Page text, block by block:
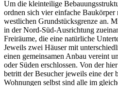
Um die kleinteilige
ordnen sich vier einfache Baukörper
westlichen Grundstücksgrenze an.
in der Nord-Süd-Ausrichtung
Freiräume, die eine natürliche
Jeweils zwei Häuser mit
einen gemeinsamen Anbau vereint
oder Süden erschlossen. Von der
betritt der Besucher jeweils eine der
Wohnungen selbst sind alle im